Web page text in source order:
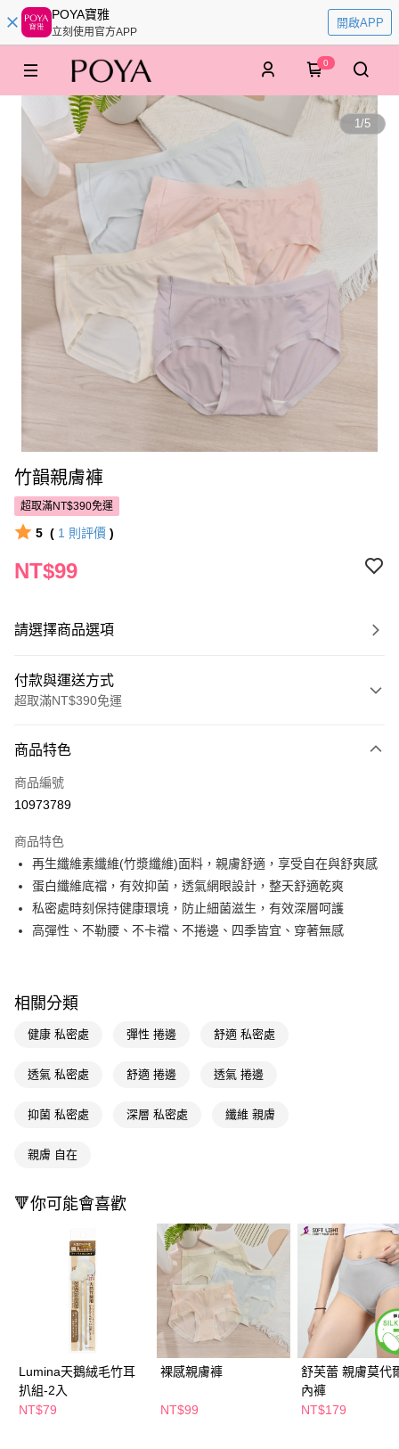
POYA寶雅
立刻使用官方APP
開啟APP
0
1/5
竹韻親膚褲
超取滿NT$390免運
5 ( 1 則評價 )
NT$99
請選擇商品選項
付款與運送方式
超取滿NT$390免運
POYA支付
信用卡一次付款
LINE Pay
Apple Pay
街口支付
【關於「AFTEE先享後付」】
AFTEE先享後付是「在收到商品之後才付款」的支付方式。 讓您購物簡單
１．簡單：不需註冊會員、不需綁卡、不需儲值。
３．安心：先確認商品／服務後，再付款。
１．於結帳方式選擇「AFTEE先享後付」後，將跳轉至「AFTEE先享後付」
結帳頁面，進行簡訊認證並確認金額後，即可完成結帳。
２．訂單成立數日內，您將收到繳費通知簡訊。
３．收到繳費通知簡訊後14天內，點擊此簡訊中的連結，可透過四大超商／
ATM／網路銀行／等多元方式進行付款，方視為交易完成。
※ 請注意：結帳手續完成當下不需立刻繳費，但若您需要取消訂單，請聯絡
購買商品的店家。未經商家同意取消之訂單仍視為有效，需透過AFTEE先享
後付繳納相關費用。
※ 交易是否成功請以「AFTEE先享後付 」之結帳頁面顯示為準，若有關於
是否繳費成功／繳費後需取消欲退款等相關疑問，請聯繫「AFTEE先享後付
客戶支援中心」 https://netprotections.freshdesk.com/support/home
【注意事項】
１．透過由恩沛科技股份有限公司提供之「AFTEE先享後付」服務完成之交
易，需依本服務之必要範圍內提供個人資料，並將交易相關給付款項請求債
即享券
運送方式
全家取貨付款
付款後全家取貨
每筆NT$65，滿NT$390(含以上)免運費
萊爾富取貨付款
每筆NT$65，滿NT$490(含以上)免運費
付款後萊爾富取貨
每筆NT$65，滿NT$490(含以上)免運費
7-11取貨付款
每筆NT$65，滿NT$490(含以上)免運費
商品特色
商品編號
10973789
商品特色
再生纖維素纖維(竹漿纖維)面料，親膚舒適，享受自在與舒爽感
蛋白纖維底襠，有效抑菌，透氣網眼設計，整天舒適乾爽
私密處時刻保持健康環境，防止細菌滋生，有效深層呵護
高彈性、不勒腰、不卡襠、不捲邊、四季皆宜、穿著無感
相關分類
健康 私密處 彈性 捲邊 舒適 私密處
透氣 私密處 舒適 捲邊 透氣 捲邊
抑菌 私密處 深層 私密處 纖維 親膚
親膚 自在
🔻你可能會喜歡
Lumina天鵝絨毛竹耳
扒組-2入
NT$79
裸感親膚褲
NT$99
舒芙蕾 親膚莫代
內褲
NT$179